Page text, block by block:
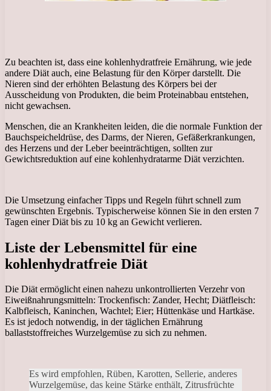
Zu beachten ist, dass eine kohlenhydratfreie Ernährung, wie jede
andere Diät auch, eine Belastung für den Körper darstellt. Die
Nieren sind der erhöhten Belastung des Körpers bei der
Ausscheidung von Produkten, die beim Proteinabbau entstehen,
nicht gewachsen.
Menschen, die an Krankheiten leiden, die die normale Funktion der
Bauchspeicheldrüse, des Darms, der Nieren, Gefäßerkrankungen,
des Herzens und der Leber beeinträchtigen, sollten zur
Gewichtsreduktion auf eine kohlenhydratarme Diät verzichten.
Die Umsetzung einfacher Tipps und Regeln führt schnell zum
gewünschten Ergebnis. Typischerweise können Sie in den ersten 7
Tagen einer Diät bis zu 10 kg an Gewicht verlieren.
Liste der Lebensmittel für eine
kohlenhydratfreie Diät
Die Diät ermöglicht einen nahezu unkontrollierten Verzehr von
Eiweißnahrungsmitteln: Trockenfisch: Zander, Hecht; Diätfleisch:
Kalbfleisch, Kaninchen, Wachtel; Eier; Hüttenkäse und Hartkäse.
Es ist jedoch notwendig, in der täglichen Ernährung
ballaststoffreiches Wurzelgemüse zu sich zu nehmen.
Es wird empfohlen, Rüben, Karotten, Sellerie, anderes
Wurzelgemüse, das keine Stärke enthält, Zitrusfrüchte